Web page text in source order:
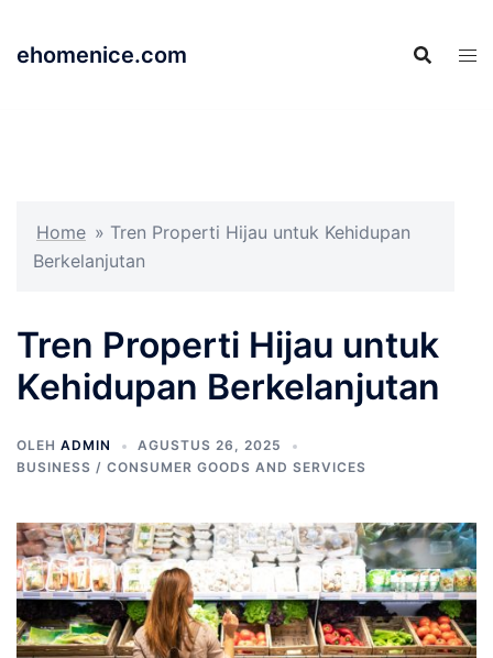
ehomenice.com
Home » Tren Properti Hijau untuk Kehidupan
Berkelanjutan
Tren Properti Hijau untuk
Kehidupan Berkelanjutan
OLEH ADMIN
AGUSTUS 26, 2025
BUSINESS / CONSUMER GOODS AND SERVICES